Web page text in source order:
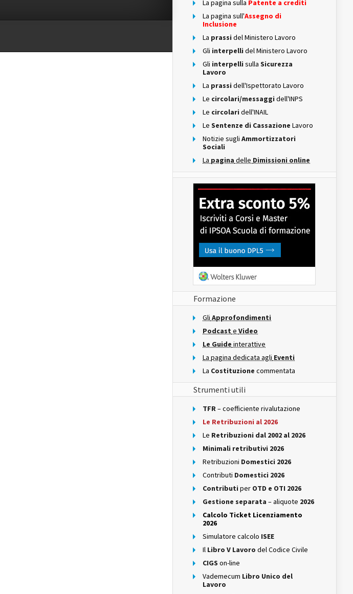
La pagina sulla Patente a crediti
La pagina sull'Assegno di
Inclusione
La prassi del Ministero Lavoro
Gli interpelli del Ministero Lavoro
Gli interpelli sulla Sicurezza
Lavoro
La prassi dell'Ispettorato Lavoro
Le circolari/messaggi dell'INPS
Le circolari dell'INAIL
Le Sentenze di Cassazione Lavoro
Notizie sugli Ammortizzatori
Sociali
La pagina delle Dimissioni online
Formazione
Gli Approfondimenti
Podcast e Video
Le Guide interattive
La pagina dedicata agli Eventi
La Costituzione commentata
Strumenti utili
TFR– coefficiente rivalutazione
Le Retribuzioni al 2026
Le Retribuzioni dal 2002 al 2026
Minimali retributivi 2026
Retribuzioni Domestici 2026
Contributi Domestici 2026
Contributi per OTD e OTI 2026
Gestione separata – aliquote 2026
Calcolo Ticket Licenziamento
2026
Simulatore calcolo ISEE
Il Libro V Lavoro del Codice Civile
CIGS on-line
Vademecum Libro Unico del
Lavoro